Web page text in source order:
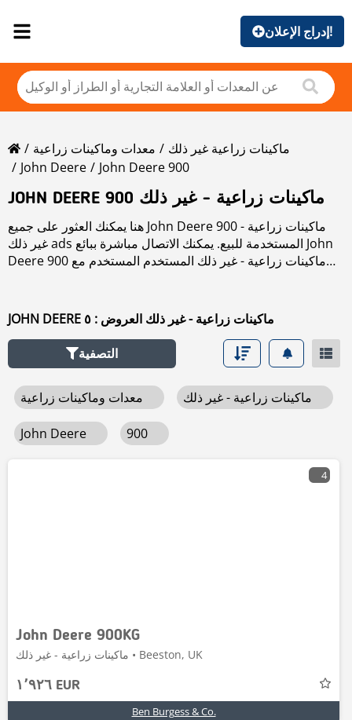
إدراج الإعلان!
معدات وماكينات زراعية
ماكينات زراعية غير ذلك
John Deere
John Deere 900
JOHN DEERE 900 ماكينات زراعية - غير ذلك
هنا يمكنك العثور على جميع John Deere 900 ماكينات زراعية -
غير ذلك ads المستخدمة للبيع. يمكنك الاتصال مباشرة ببائع John
Deere 900 ماكينات زراعية - غير ذلك المستخدم المستخدم مع
قسم الماركات. JOHN DEERE ماكينات زراعية - غير ذلك العروض : ٥
التصفية
John Deere 900
4
John Deere 900KG
ماكينات زراعية - غير ذلك • Beeston, UK
١٬٩٢٦ EUR
Ben Burgess & Co.